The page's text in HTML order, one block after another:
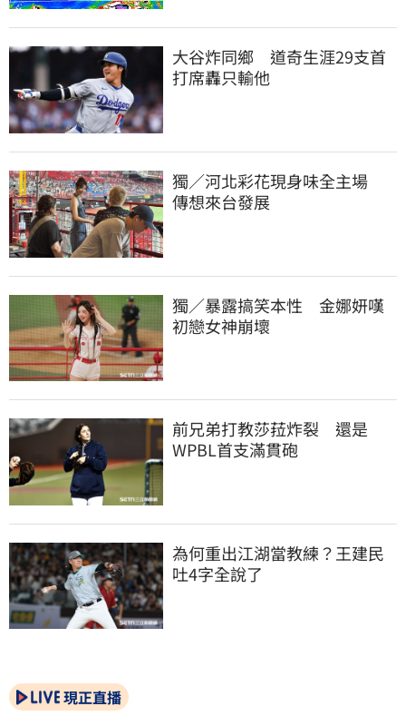
大谷炸同鄉　道奇生涯29支首
打席轟只輸他
獨／河北彩花現身味全主場
傳想來台發展
獨／暴露搞笑本性　金娜妍嘆
初戀女神崩壞
前兄弟打教莎菈炸裂　還是
WPBL首支滿貫砲
為何重出江湖當教練？王建民
吐4字全說了
現正直播